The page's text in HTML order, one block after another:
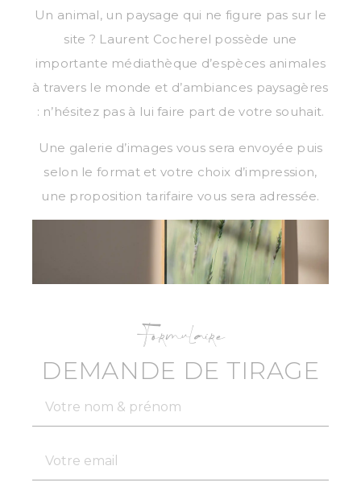
Un animal, un paysage qui ne figure pas sur le
site ? Laurent Cocherel possède une
importante médiathèque d’espèces animales
à travers le monde et d’ambiances paysagères
: n’hésitez pas à lui faire part de votre souhait.
Une galerie d’images vous sera envoyée puis
selon le format et votre choix d’impression,
une proposition tarifaire vous sera adressée.
Formulaire
DEMANDE DE TIRAGE